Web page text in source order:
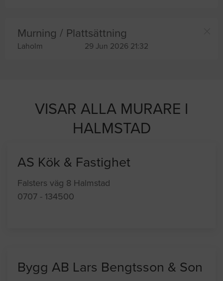
Murning / Plattsättning
Laholm 29 Jun 2026 21:32
VISAR ALLA MURARE I
HALMSTAD
AS Kök & Fastighet
Falsters väg 8 Halmstad
0707 - 134500
Bygg AB Lars Bengtsson & Son